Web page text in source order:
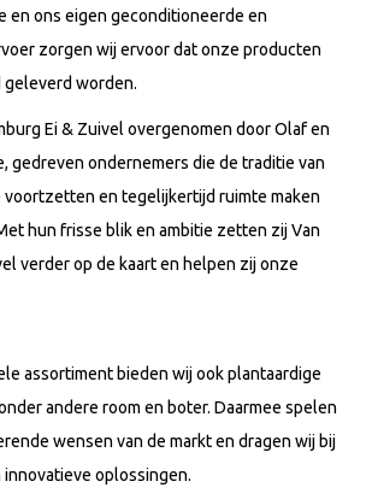
en ons eigen geconditioneerde en
zorgen wij ervoor dat onze producten
geleverd worden.
Ei & Zuivel overgenomen door Olaf en
gedreven ondernemers die de traditie van
voortzetten en tegelijkertijd ruimte maken
hun frisse blik en ambitie zetten zij Van
verder op de kaart en helpen zij onze
assortiment bieden wij ook plantaardige
andere room en boter. Daarmee spelen
wensen van de markt en dragen wij bij
innovatieve oplossingen.